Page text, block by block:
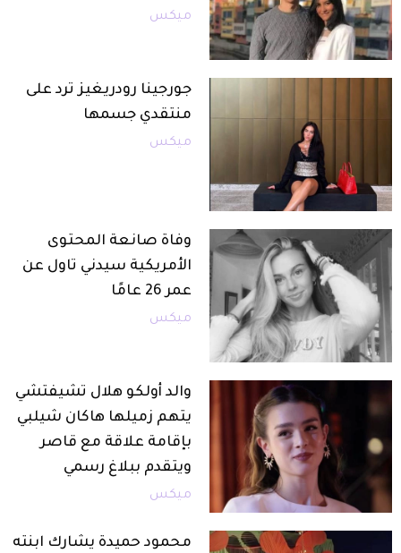
ميكس
جورجينا رودريغيز ترد على
منتقدي جسمها
ميكس
وفاة صانعة المحتوى
الأمريكية سيدني تاول عن
عمر 26 عامًا
ميكس
والد أولكو هلال تشيفتشي
يتهم زميلها هاكان شيلبي
بإقامة علاقة مع قاصر
ويتقدم ببلاغ رسمي
ميكس
محمود حميدة يشارك ابنته